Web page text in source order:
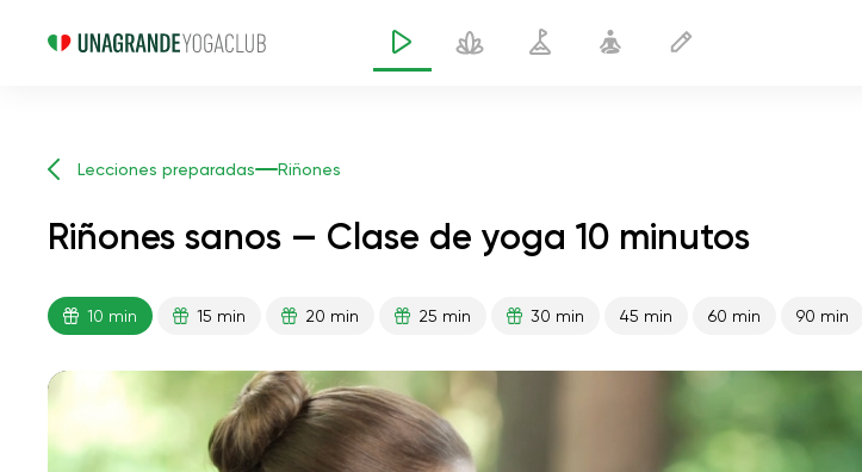
Lecciones preparadas Riñones
Riñones sanos — Clase de yoga 10 minutos
10 min 15 min 20 min 25 min 30 min 45 min 60 min 90 min